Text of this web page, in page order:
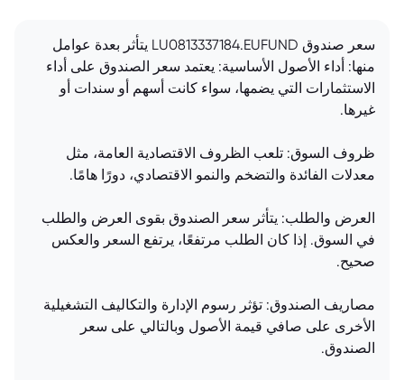
سعر صندوق LU0813337184.EUFUND يتأثر بعدة عوامل
منها: أداء الأصول الأساسية: يعتمد سعر الصندوق على أداء
الاستثمارات التي يضمها، سواء كانت أسهم أو سندات أو
غيرها.
ظروف السوق: تلعب الظروف الاقتصادية العامة، مثل
معدلات الفائدة والتضخم والنمو الاقتصادي، دورًا هامًا.
العرض والطلب: يتأثر سعر الصندوق بقوى العرض والطلب
في السوق. إذا كان الطلب مرتفعًا، يرتفع السعر والعكس
صحيح.
مصاريف الصندوق: تؤثر رسوم الإدارة والتكاليف التشغيلية
الأخرى على صافي قيمة الأصول وبالتالي على سعر
الصندوق.